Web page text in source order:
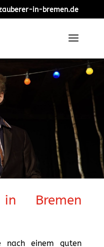
in-bremen.de
in Bremen
nach einem guten